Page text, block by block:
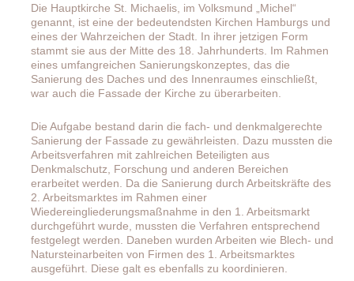
Die Hauptkirche St. Michaelis, im Volksmund „Michel“
genannt, ist eine der bedeutendsten Kirchen Hamburgs und
eines der Wahrzeichen der Stadt. In ihrer jetzigen Form
stammt sie aus der Mitte des 18. Jahrhunderts. Im Rahmen
eines umfangreichen Sanierungskonzeptes, das die
Sanierung des Daches und des Innenraumes einschließt,
war auch die Fassade der Kirche zu überarbeiten.
Die Aufgabe bestand darin die fach- und denkmalgerechte
Sanierung der Fassade zu gewährleisten. Dazu mussten die
Arbeitsverfahren mit zahlreichen Beteiligten aus
Denkmalschutz, Forschung und anderen Bereichen
erarbeitet werden. Da die Sanierung durch Arbeitskräfte des
2. Arbeitsmarktes im Rahmen einer
Wiedereingliederungsmaßnahme in den 1. Arbeitsmarkt
durchgeführt wurde, mussten die Verfahren entsprechend
festgelegt werden. Daneben wurden Arbeiten wie Blech- und
Natursteinarbeiten von Firmen des 1. Arbeitsmarktes
ausgeführt. Diese galt es ebenfalls zu koordinieren.